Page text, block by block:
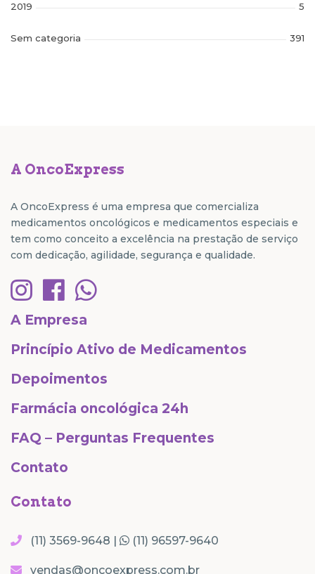
2019 5
Sem categoria 391
A OncoExpress
A OncoExpress é uma empresa que comercializa
medicamentos oncológicos e medicamentos especiais e
tem como conceito a excelência na prestação de serviço
com dedicação, agilidade, segurança e qualidade.
A Empresa
Princípio Ativo de Medicamentos
Depoimentos
Farmácia oncológica 24h
FAQ – Perguntas Frequentes
Contato
Contato
(11) 3569-9648 | (11) 96597-9640
vendas@oncoexpress.com.br